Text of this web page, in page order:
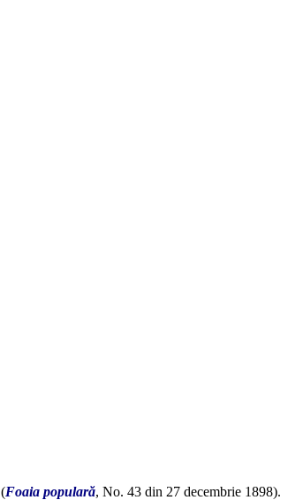
(Foaia populară, No. 43 din 27 decembrie 1898).